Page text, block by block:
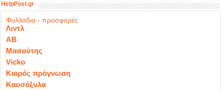
HelpPost.gr
Φυλλάδια - προσφορές
Λιντλ
ΑΒ
Μασούτης
Vicko
Καιρός πρόγνωση
Καυσόξυλα